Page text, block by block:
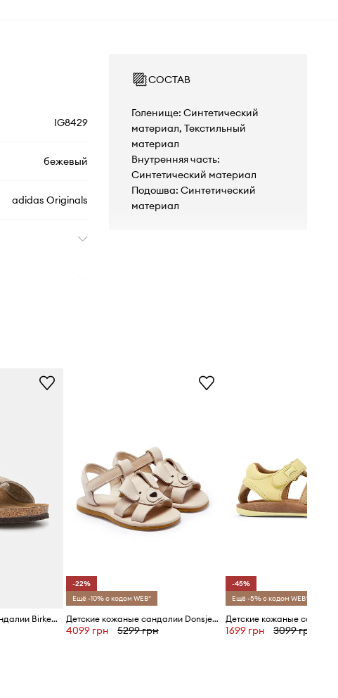
IG8429
бежевый
adidas Originals
СОСТАВ
Голенище: Синтетический
материал, Текстильный
материал
Внутренняя часть:
Синтетический материал
Подошва: Синтетический
материал
Детские замшевые сандалии Birkenstock Milano
-22%
Ещё -10% с кодом WEB*
Детские кожаные сандалии Donsje Dhalo Sandals Golden Retriever
4099 грн 5299 грн
-45%
Ещё -5% с кодом WEB*
1699 грн 3099 грн